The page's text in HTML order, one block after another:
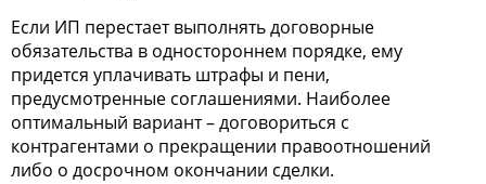
Если ИП перестает выполнять договорные
обязательства в одностороннем порядке, ему
придется уплачивать штрафы и пени,
предусмотренные соглашениями. Наиболее
оптимальный вариант – договориться с
контрагентами о прекращении правоотношений
либо о досрочном окончании сделки.